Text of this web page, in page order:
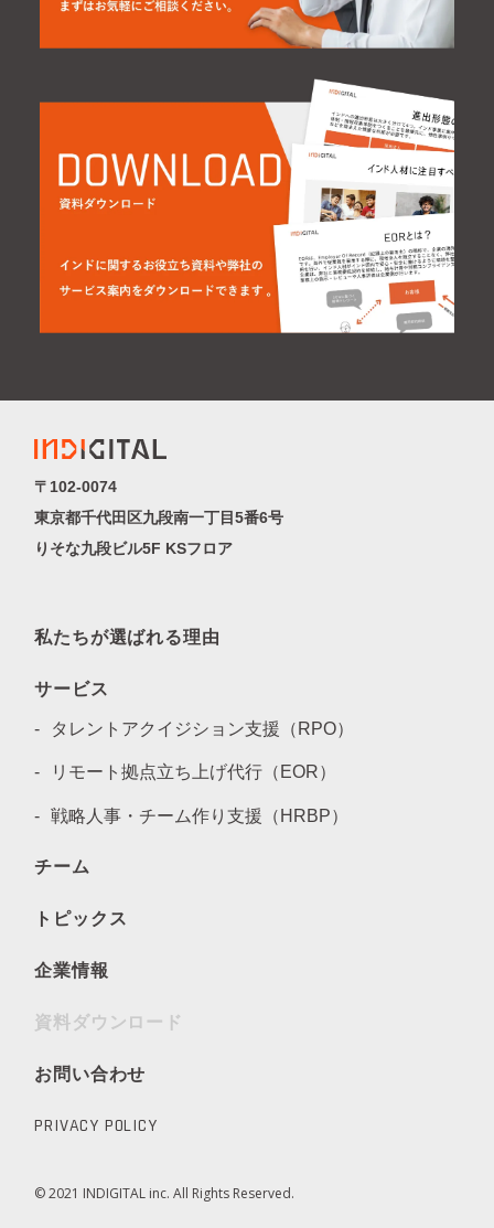
〒102-0074
東京都千代田区九段南一丁目5番6号
りそな九段ビル5F KSフロア
私たちが選ばれる理由
サービス
タレントアクイジション支援（RPO）
リモート拠点立ち上げ代行（EOR）
戦略人事・チーム作り支援（HRBP）
チーム
トピックス
企業情報
資料ダウンロード
お問い合わせ
PRIVACY POLICY
© 2021 INDIGITAL inc. All Rights Reserved.